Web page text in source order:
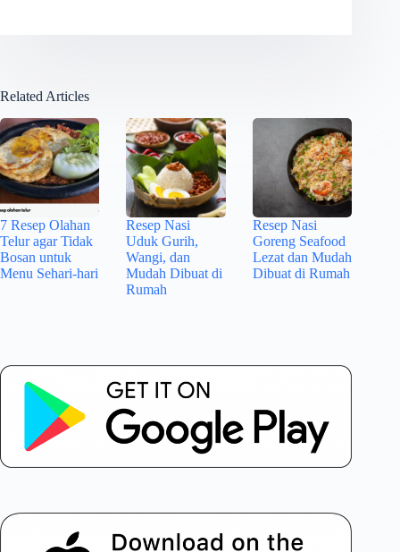
Related Articles
7 Resep Olahan
Telur agar Tidak
Bosan untuk
Menu Sehari-hari
Resep Nasi
Uduk Gurih,
Wangi, dan
Mudah Dibuat di
Rumah
Resep Nasi
Goreng Seafood
Lezat dan Mudah
Dibuat di Rumah